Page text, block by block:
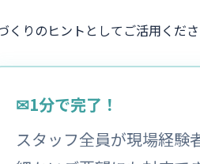
くりのヒントとしてご活用くださ
✉1分で完了！
スタッフ全員が現場経験